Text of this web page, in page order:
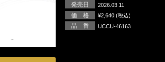
発売日 2026.03.11
価 格 ¥2,640 (税込)
品 番 UCCU-46163